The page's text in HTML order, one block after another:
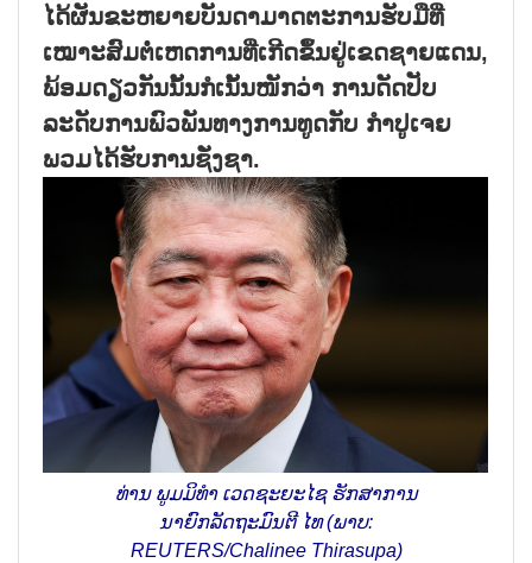
ໄດ້ຜັນຂະຫຍາຍບັນດາມາດຕະການຮັບມືທີ່
ເໝາະສົມຕໍ່ເຫດການທີ່ເກີດຂຶ້ນຢູ່ເຂດຊາຍແດນ,
ພ້ອມດຽວກັນນັ້ນກໍເນັ້ນໜັກວ່າ ການດັດປັບ
ລະດັບການພົວພັນທາງການທູດກັບ ກຳປູເຈຍ
ພວມໄດ້ຮັບການຊັ່ງຊາ.
ທ່ານ ພູມມິທຳ ເວດຊະຍະໄຊ ຮັກສາການ
ນາຍົກລັດຖະມົນຕີ ໄທ (ພາບ:
REUTERS/Chalinee Thirasupa)